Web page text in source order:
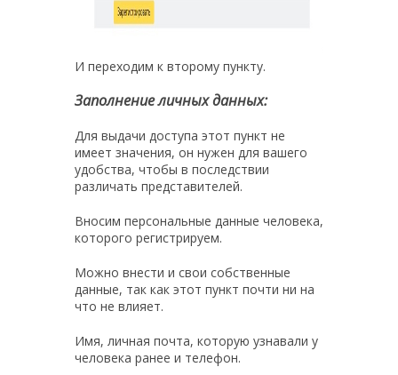
И переходим к второму пункту.
Заполнение личных данных:
Для выдачи доступа этот пункт не
имеет значения, он нужен для вашего
удобства, чтобы в последствии
различать представителей.
Вносим персональные данные человека,
которого регистрируем.
Можно внести и свои собственные
данные, так как этот пункт почти ни на
что не влияет.
Имя, личная почта, которую узнавали у
человека ранее и телефон.